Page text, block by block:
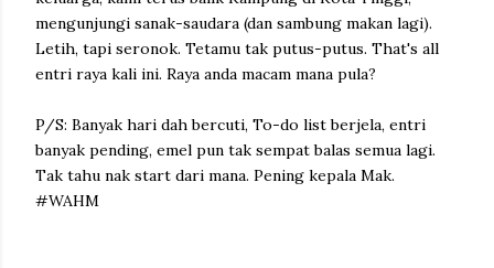
mengunjungi sanak-saudara (dan sambung makan lagi).
Letih, tapi seronok. Tetamu tak putus-putus. That's all
entri raya kali ini. Raya anda macam mana pula?
P/S: Banyak hari dah bercuti, To-do list berjela, entri
banyak pending, emel pun tak sempat balas semua lagi.
Tak tahu nak start dari mana. Pening kepala Mak.
#WAHM